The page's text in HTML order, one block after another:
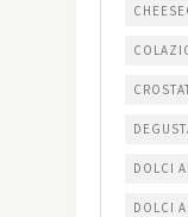
DOLCI
DOLCI